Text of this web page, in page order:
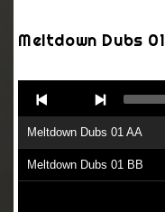
Meltdown Dubs 01
Player
Meltdown Dubs 01 AA
Meltdown Dubs 01 BB